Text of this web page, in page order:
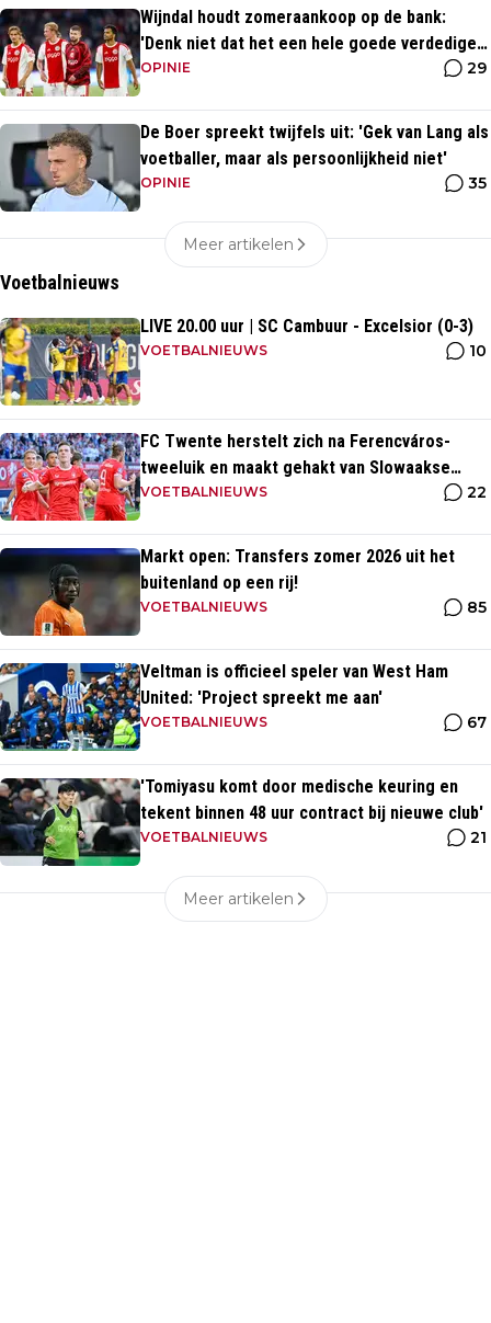
Wijndal houdt zomeraankoop op de bank:
'Denk niet dat het een hele goede verdediger
is'
OPINIE 29
De Boer spreekt twijfels uit: 'Gek van Lang als
voetballer, maar als persoonlijkheid niet'
OPINIE 35
Meer artikelen
Voetbalnieuws
LIVE 20.00 uur | SC Cambuur - Excelsior (0-3)
VOETBALNIEUWS 10
FC Twente herstelt zich na Ferencváros-
tweeluik en maakt gehakt van Slowaakse
opponent
VOETBALNIEUWS 22
Markt open: Transfers zomer 2026 uit het
buitenland op een rij!
VOETBALNIEUWS 85
Veltman is officieel speler van West Ham
United: 'Project spreekt me aan'
VOETBALNIEUWS 67
'Tomiyasu komt door medische keuring en
tekent binnen 48 uur contract bij nieuwe club'
VOETBALNIEUWS 21
Meer artikelen